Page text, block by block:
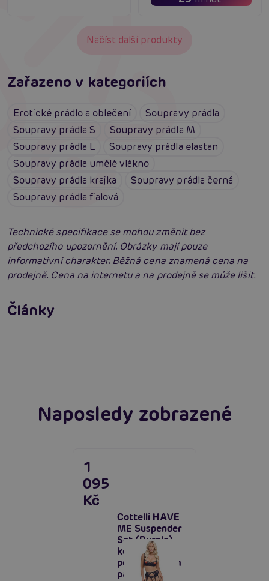
Načíst další produkty
Zařazeno v kategoriích
Erotické prádlo a oblečení
Soupravy prádla
Soupravy prádla S
Soupravy prádla M
Soupravy prádla L
Soupravy prádla elastan
Soupravy prádla umělé vlákno
Soupravy prádla krajka
Soupravy prádla černá
Soupravy prádla fialová
Technické specifikace se mohou změnit bez
předchozího upozornění. Obrázky mají pouze
informativní charakter. Běžná cena znamená cena na
prodejně. Cena na internetu a na prodejně se může lišit.
Články
neodolatelně sexy
Číst více
Erotická inteligence: Příručka Sexiomů
Naposledy zobrazené
Cottelli HAVE
ME Suspender
Set (Purple),
komplet s
podvazkovým
pásem
1
095
Kč